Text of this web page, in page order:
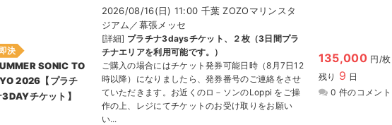
決
SONIC TO
2026【プラチ
3DAYチケット】
2026/08/16(日) 11:00 千葉 ZOZOマリンスタ
ジアム／幕張メッセ
[詳細] プラチナ3daysチケット、２枚（3日間プラ
チナエリアを利用可能です。）
ご購入の場合にはチケット発券可能日時（8月7日12
時以降）になりましたら、発券番号のご連絡をさせ
ていただきます。お近くのロ－ソンのLoppi をご操
作の上、レジにてチケットのお受け取りをお願い
い...
135,000 円/枚
残り 9 日
0 件のコメント